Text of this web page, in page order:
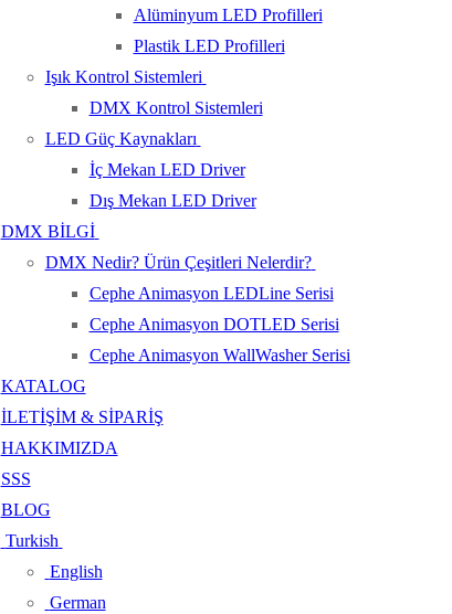
Alüminyum LED Profilleri
Plastik LED Profilleri
Işık Kontrol Sistemleri
DMX Kontrol Sistemleri
LED Güç Kaynakları
İç Mekan LED Driver
Dış Mekan LED Driver
DMX BİLGİ
DMX Nedir? Ürün Çeşitleri Nelerdir?
Cephe Animasyon LEDLine Serisi
Cephe Animasyon DOTLED Serisi
Cephe Animasyon WallWasher Serisi
KATALOG
İLETİŞİM & SİPARİŞ
HAKKIMIZDA
SSS
BLOG
Turkish
English
German